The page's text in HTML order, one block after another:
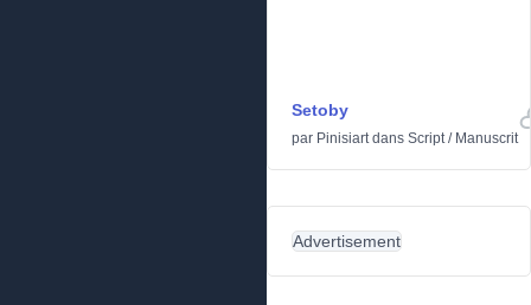
Setoby
par Pinisiartdans Script/ Manuscrit
Advertisement